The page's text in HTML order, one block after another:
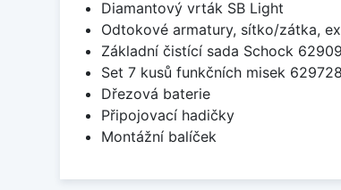
Diamantový vrták SB Light
Odtokové armatury, sítko/zátka,
Základní čistící sada Schock
Set 7 kusů funkčních misek
Dřezová baterie
Připojovací hadičky
Montážní balíček